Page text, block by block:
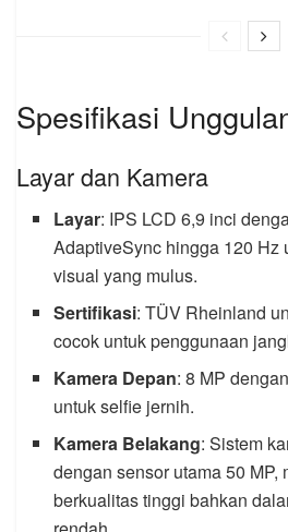
Spesifikasi
Layar dan Kamera
Layar: IPS LCD 6,9 inci
AdaptiveSync hingga 120 Hz
visual yang mulus.
Sertifikasi: TÜV Rheinland
cocok untuk penggunaan
Kamera Depan: 8 MP
untuk selfie jernih.
Kamera Belakang: Sistem
dengan sensor utama 50 MP,
berkualitas tinggi bahkan